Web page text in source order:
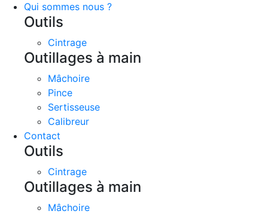
Qui sommes nous ?
Outils
Cintrage
Outillages à main
Mâchoire
Pince
Sertisseuse
Calibreur
Contact
Outils
Cintrage
Outillages à main
Mâchoire